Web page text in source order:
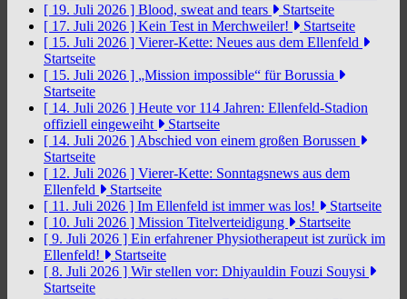
[ 19. Juli 2026 ] Blood, sweat and tears
Startseite
[ 17. Juli 2026 ] Kein Test in Merchweiler!
Startseite
[ 15. Juli 2026 ] Vierer-Kette: Neues aus dem Ellenfeld
Startseite
[ 15. Juli 2026 ] „Mission impossible“ für Borussia
Startseite
[ 14. Juli 2026 ] Heute vor 114 Jahren: Ellenfeld-Stadion
offiziell eingeweiht
Startseite
[ 14. Juli 2026 ] Abschied von einem großen Borussen
Startseite
[ 12. Juli 2026 ] Vierer-Kette: Sonntagsnews aus dem
Ellenfeld
Startseite
[ 11. Juli 2026 ] Im Ellenfeld ist immer was los!
Startseite
[ 10. Juli 2026 ] Mission Titelverteidigung
Startseite
[ 9. Juli 2026 ] Ein erfahrener Physiotherapeut ist zurück im
Ellenfeld!
Startseite
[ 8. Juli 2026 ] Wir stellen vor: Dhiyauldin Fouzi Souysi
Startseite